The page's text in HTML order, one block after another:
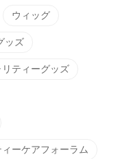
ウィッグ
ッズ
リティーグッズ
ィーケアフォーラム